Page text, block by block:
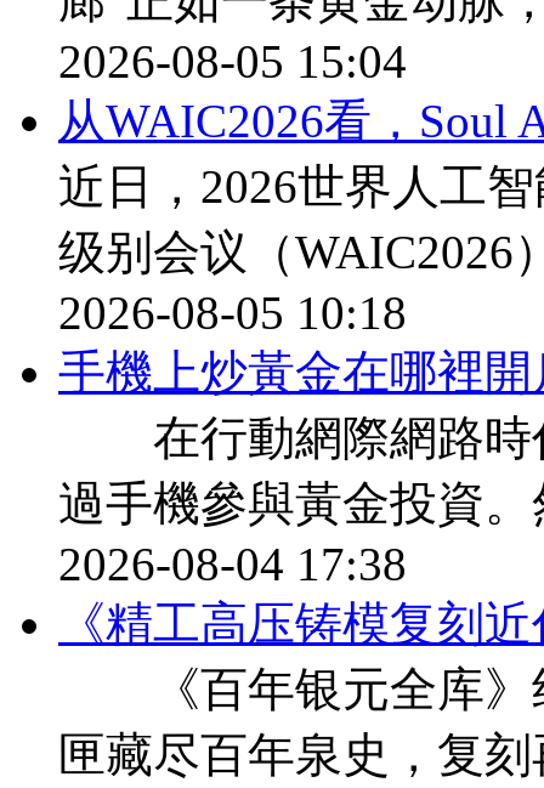
2026-08-05 15:04
从WAIC2026看，Soul
近日，2026世界人工
级别会议（WAIC2026
2026-08-05 10:18
手機上炒黃金在哪裡
在行動網際網路時
過手機參與黃金投資
2026-08-04 17:38
《精工高压铸模复刻
《百年银元全库
匣藏尽百年泉史，复